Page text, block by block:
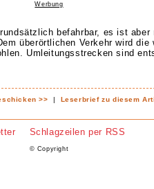
Werbung
befahrbar, es ist aber
überörtlichen Verkehr wird die
Umleitungsstrecken sind
>> | Leserbrief zu diesem
Schlagzeilen per RSS
© Copyright